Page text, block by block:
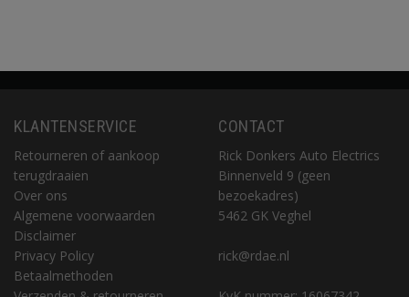
KLANTENSERVICE
Retourneren of aankoop
terugdraaien
Over ons
Algemene voorwaarden
Disclaimer
Privacy Policy
Betaalmethoden
CONTACT
Rick Donkers Auto Electrics
Binnenveld 9 (geen
bezoekadres)
5462 GK Veghel
rick@rdae.nl